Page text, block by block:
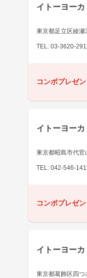
イトーヨー
東京都足立区綾瀬
TEL: 03-3620-
コンボプレゼ
イトーヨー
東京都昭島市代官
TEL: 042-546-
コンボプレゼ
イトーヨー
東京都葛飾区四つ